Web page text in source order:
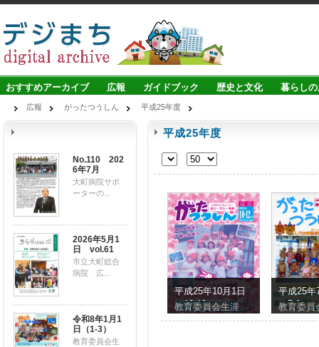
おすすめアーカイブ 広報 ガイドブック 歴史と文化 暮らし
広報 がったつうしん 平成25年度
No.110 202
6年7月
大町病院サポ
ーターの...
2026年5月1
日 vol.61
市立大町総合
病院 広...
令和8年1月1
日（1-3）
教育委員会生
平成25年度
平成25年10月1日
（10-12）
教育委員会生涯
平成25年
（7-9）
教育委員